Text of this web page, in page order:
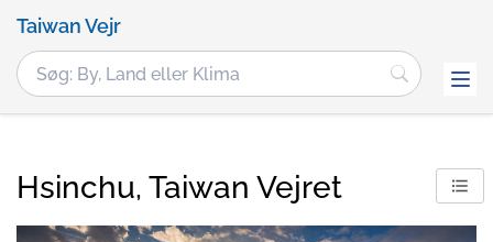
Taiwan Vejr
Hsinchu, Taiwan Vejret